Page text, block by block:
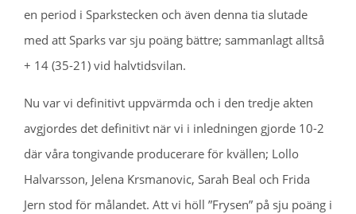
en period i Sparkstecken och även denna tia slutade
med att Sparks var sju poäng bättre; sammanlagt alltså
+ 14 (35-21) vid halvtidsvilan.
Nu var vi definitivt uppvärmda och i den tredje akten
avgjordes det definitivt när vi i inledningen gjorde 10-2
där våra tongivande producerare för kvällen; Lollo
Halvarsson, Jelena Krsmanovic, Sarah Beal och Frida
Jern stod för målandet. Att vi höll ”Frysen” på sju poäng i